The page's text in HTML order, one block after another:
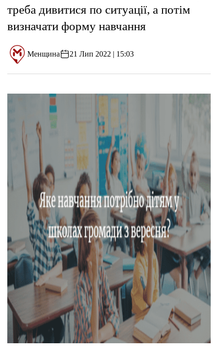
треба дивитися по ситуації, а потім
визначати форму навчання
Менщина 21 Лип 2022 | 15:03